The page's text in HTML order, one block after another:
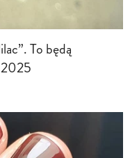
To będą
2025